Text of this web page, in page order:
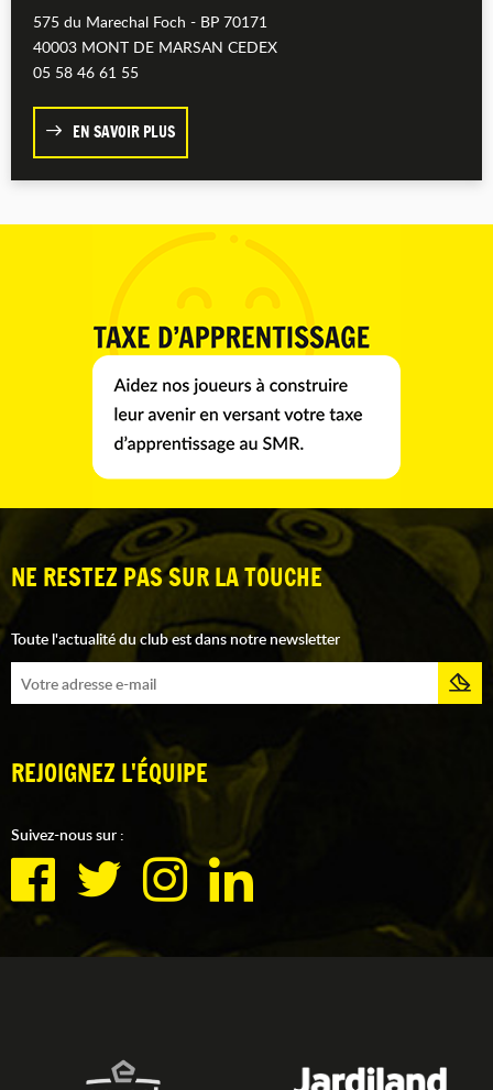
575 du Marechal Foch - BP 70171
40003 MONT DE MARSAN CEDEX
05 58 46 61 55
EN SAVOIR PLUS
NE RESTEZ PAS SUR LA TOUCHE
Toute l'actualité du club est dans notre newsletter
REJOIGNEZ L'ÉQUIPE
Suivez-nous sur :